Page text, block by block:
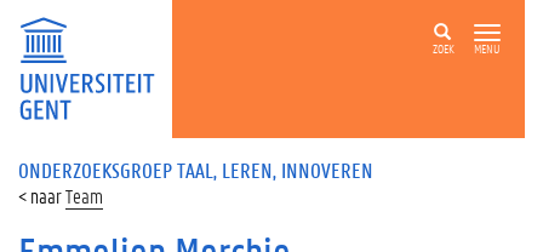
ZOEK MENU
ONDERZOEKSGROEP TAAL, LEREN, INNOVEREN
Team